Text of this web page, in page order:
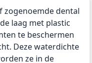
zogenoemde dental
laag met plastic
te beschermen
Deze waterdichte
ze in de